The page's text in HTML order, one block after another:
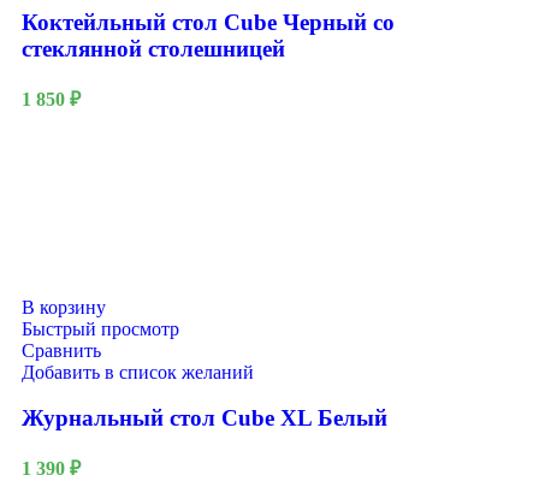
Коктейльный стол Cube Черный со
стеклянной столешницей
1 850 ₽
В корзину
Быстрый просмотр
Сравнить
Добавить в список желаний
Журнальный стол Cube XL Белый
1 390 ₽